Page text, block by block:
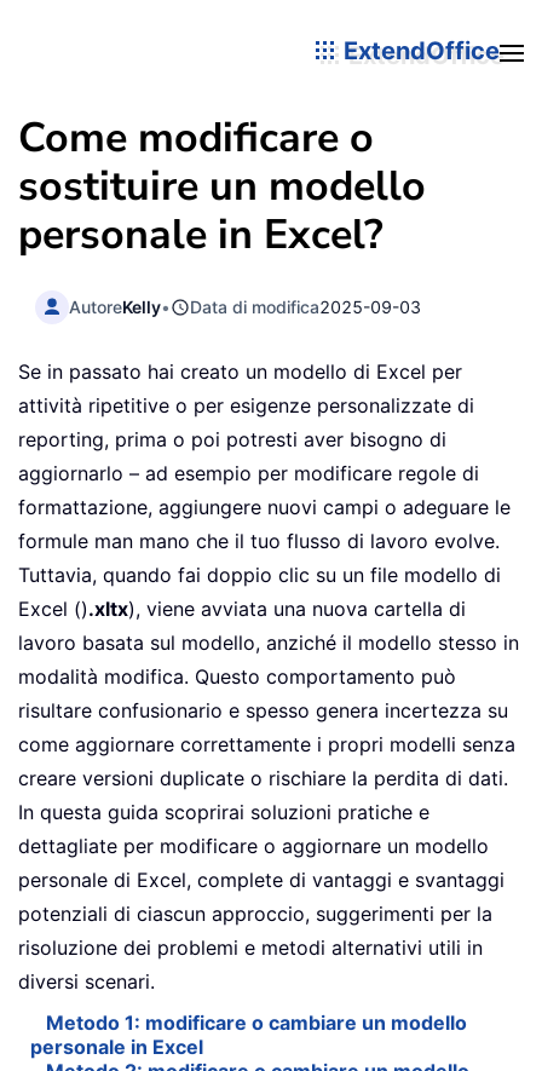
ExtendOffice
Come modificare o
sostituire un modello
personale in Excel?
AutoreKelly• Data di modifica2025-09-03
Se in passato hai creato un modello di Excel per
attività ripetitive o per esigenze personalizzate di
reporting, prima o poi potresti aver bisogno di
aggiornarlo – ad esempio per modificare regole di
formattazione, aggiungere nuovi campi o adeguare le
formule man mano che il tuo flusso di lavoro evolve.
Tuttavia, quando fai doppio clic su un file modello di
Excel ().xltx), viene avviata una nuova cartella di
lavoro basata sul modello, anziché il modello stesso in
modalità modifica. Questo comportamento può
risultare confusionario e spesso genera incertezza su
come aggiornare correttamente i propri modelli senza
creare versioni duplicate o rischiare la perdita di dati.
In questa guida scoprirai soluzioni pratiche e
dettagliate per modificare o aggiornare un modello
personale di Excel, complete di vantaggi e svantaggi
potenziali di ciascun approccio, suggerimenti per la
risoluzione dei problemi e metodi alternativi utili in
diversi scenari.
Metodo 1: modificare o cambiare un modello
personale in Excel